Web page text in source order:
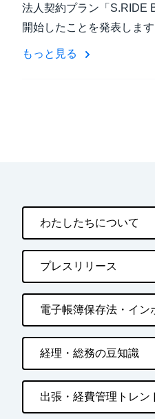
法人契約プラン「S.RIDE
開始したことを発表します
もっと見る
わたしたちについて
プレスリリース
電子帳簿保存法・イン
経理・総務の豆知識
出張・経費管理トレン